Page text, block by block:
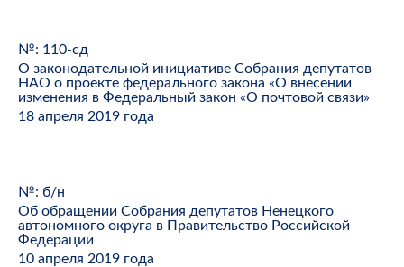
№: 110-сд
О законодательной инициативе Собрания депутатов
НАО о проекте федерального закона «О внесении
изменения в Федеральный закон «О почтовой связи»
18 апреля 2019 года
№: б/н
Об обращении Собрания депутатов Ненецкого
автономного округа в Правительство Российской
Федерации
10 апреля 2019 года